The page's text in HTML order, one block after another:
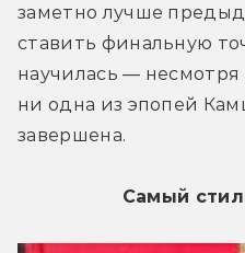
заметно лучше
ставить финальную
научилась —
ни одна из эпопей
завершена.
Самый